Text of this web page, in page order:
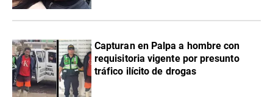
Capturan en Palpa a hombre con
requisitoria vigente por presunto
tráfico ilícito de drogas